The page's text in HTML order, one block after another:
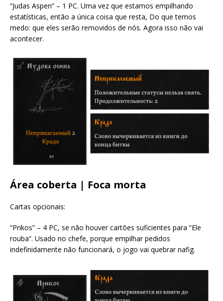
“Judas Aspen” – 1 PC. Uma vez que estamos empilhando
estatísticas, então a única coisa que resta, Do que temos
medo: que eles serão removidos de nós. Agora isso não vai
acontecer.
Área coberta | Foca morta
Cartas opcionais:
“Prikos” – 4 PC, se não houver cartões suficientes para “Ele
rouba”. Usado no chefe, porque empilhar pedidos
indefinidamente não funcionará, o jogo vai quebrar nafig.